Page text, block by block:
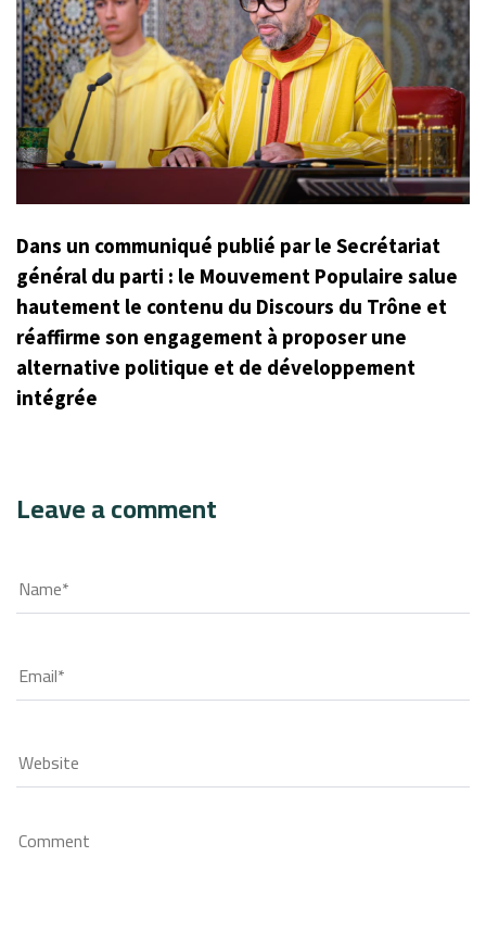
Dans un communiqué publié par le Secrétariat
général du parti : le Mouvement Populaire salue
hautement le contenu du Discours du Trône et
réaffirme son engagement à proposer une
alternative politique et de développement
intégrée
Leave a comment